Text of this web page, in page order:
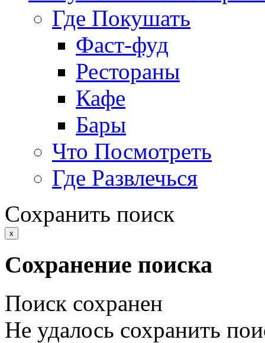
Где Покушать
Фаст-фуд
Рестораны
Кафе
Бары
Что Посмотреть
Где Развлечься
Сохранить поиск
x
Сохранение поиска
Поиск сохранен
Не удалось сохранить